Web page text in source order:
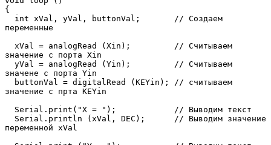
{
переменные
значение с порта Xin
значене с порта Yin
значение с прта KEYin
переменной xVal